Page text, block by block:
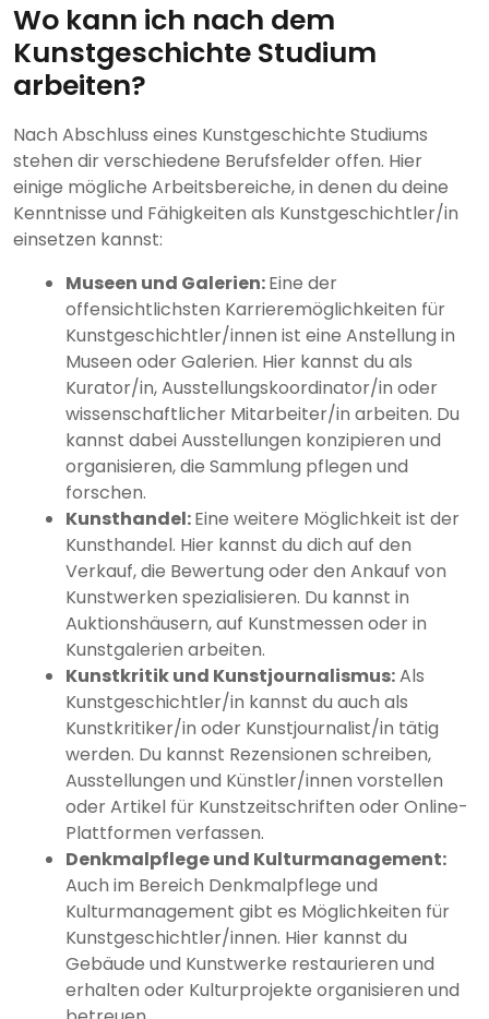
Wo kann ich nach dem
Kunstgeschichte Studium
arbeiten?
Nach Abschluss eines Kunstgeschichte Studiums
stehen dir verschiedene Berufsfelder offen. Hier
einige mögliche Arbeitsbereiche, in denen du deine
Kenntnisse und Fähigkeiten als Kunstgeschichtler/in
einsetzen kannst:
Museen und Galerien:Eine der
offensichtlichsten Karrieremöglichkeiten für
Kunstgeschichtler/innen ist eine Anstellung in
Museen oder Galerien. Hier kannst du als
Kurator/in, Ausstellungskoordinator/in oder
wissenschaftlicher Mitarbeiter/in arbeiten. Du
kannst dabei Ausstellungen konzipieren und
organisieren, die Sammlung pflegen und
forschen.
Kunsthandel:Eine weitere Möglichkeit ist der
Kunsthandel. Hier kannst du dich auf den
Verkauf, die Bewertung oder den Ankauf von
Kunstwerken spezialisieren. Du kannst in
Auktionshäusern, auf Kunstmessen oder in
Kunstgalerien arbeiten.
Kunstkritik und Kunstjournalismus:Als
Kunstgeschichtler/in kannst du auch als
Kunstkritiker/in oder Kunstjournalist/in tätig
werden. Du kannst Rezensionen schreiben,
Ausstellungen und Künstler/innen vorstellen
oder Artikel für Kunstzeitschriften oder Online-
Plattformen verfassen.
Denkmalpflege und Kulturmanagement:
Auch im Bereich Denkmalpflege und
Kulturmanagement gibt es Möglichkeiten für
Kunstgeschichtler/innen. Hier kannst du
Gebäude und Kunstwerke restaurieren und
erhalten oder Kulturprojekte organisieren und